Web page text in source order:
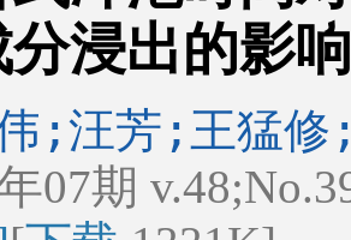
浸出的影响
;汪芳;王猛
07期